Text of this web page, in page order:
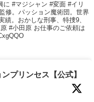
#マジシャン #変面 #イリ
修。パッション魔術団。世界
績。おかしな刑事、特捜9、
#小田原 お仕事のご依頼は
プリンセス【公式】